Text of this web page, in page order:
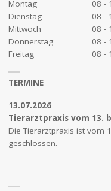
Montag
Dienstag
Mittwoch
Donnerstag
Freitag
08 -
08 -
08 -
08 -
08 -
TERMINE
13.07.2026
Tierarztpraxis vom 13.
Die Tierarztpraxis ist vom
geschlossen.